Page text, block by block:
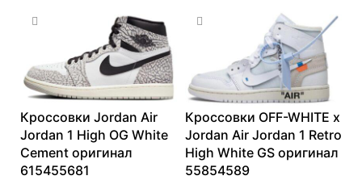
Кроссовки Jordan Air
Jordan 1 High OG White
Cement оригинал
615455681
Кроссовки OFF-WHITE x
Jordan Air Jordan 1 Retro
High White GS оригинал
55854589